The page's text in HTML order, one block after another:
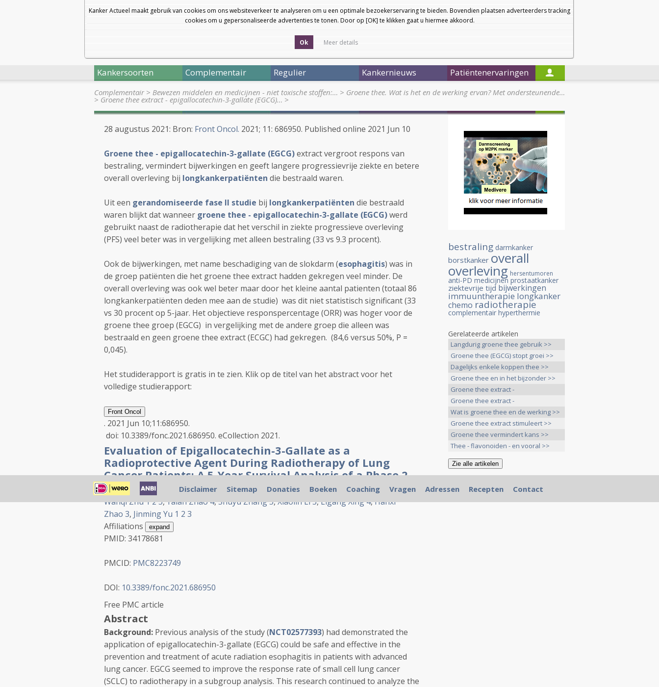
Kanker Actueel maakt gebruik van cookies om ons websiteverkeer te analyseren om u een optimale bezoekerservaring te bieden. Bovendien plaatsen adverteerders tracking
cookies om u gepersonaliseerde advertenties te tonen. Door op [OK] te klikken gaat u hiermee akkoord.
Ok Meer details
a
a
Nieuwsbrief
Startpagina
Kankersoorten Complementair Regulier Kankernieuws Patiëntenervaringen
Complementair> Bewezen middelen en medicijnen - niet toxische stoffen:… > Groene thee. Wat is het en de werking ervan? Met ondersteunende…
> Groene thee extract - epigallocatechin-3-gallate (EGCG)… >
28 augustus 2021: Bron: Front Oncol. 2021; 11: 686950. Published online 2021 Jun 10
Groene thee - epigallocatechin-3-gallate (EGCG)extract vergroot respons van
bestraling, vermindert bijwerkingen en geeft langere progressievrije ziekte en betere
overall overleving bij longkankerpatiënten die bestraald waren.
Uit een gerandomiseerde fase II studie bij longkankerpatiënten die bestraald
waren blijkt dat wanneer groene thee - epigallocatechin-3-gallate (EGCG)werd
gebruikt naast de radiotherapie dat het verschil in ziekte progressieve overleving
(PFS) veel beter was in vergelijking met alleen bestraling (33 vs 9.3 procent).
Ook de bijwerkingen, met name beschadiging van de slokdarm (esophagitis) was in
de groep patiënten die het groene thee extract hadden gekregen veel minder. De
overall overleving was ook wel beter maar door het kleine aantal patienten (totaal 86
longkankerpatiënten deden mee aan de studie) was dit niet statistisch significant (33
vs 30 procent op 5-jaar. Het objectieve responspercentage (ORR) was hoger voor de
groene thee groep (EGCG) in vergelijking met de andere groep die alleen was
bestraald en geen groene thee extract (ECGC) had gekregen. (84,6 versus 50%, P =
0,045).
Het studiderapport is gratis in te zien. Klik op de titel van het abstract voor het
volledige studierapport:
Front Oncol
. 2021 Jun 10;11:686950.
doi: 10.3389/fonc.2021.686950. eCollection 2021.
Evaluation of Epigallocatechin-3-Gallate as a
Radioprotective Agent During Radiotherapy of Lung
Cancer Patients: A 5-Year Survival Analysis of a Phase 2
Study
Wanqi Zhu123,Yalan Zhao4,Shuyu Zhang5,Xiaolin Li3,Ligang Xing4,Hanxi
Zhao 3, Jinming Yu 1 2 3
Affiliations
expand
PMID: 34178681
PMCID: PMC8223749
DOI: 10.3389/fonc.2021.686950
Free PMC article
Abstract
Background: Previous analysis of the study (NCT02577393) had demonstrated the
application of epigallocatechin-3-gallate (EGCG) could be safe and effective in the
prevention and treatment of acute radiation esophagitis in patients with advanced
lung cancer. EGCG seemed to improve the response rate of small cell lung cancer
(SCLC) to radiotherapy in a subgroup analysis. This research continued to analyze the
bestraling darmkanker
borstkanker overall
overleving hersentumoren
anti-PD medicijnen prostaatkanker
ziektevrije tijd bijwerkingen
immuuntherapie longkanker
chemo radiotherapie
complementair hyperthermie
Gerelateerde artikelen
Langdurig groene thee gebruik >>
Groene thee (EGCG) stopt groei >>
Dagelijks enkele koppen thee >>
Groene thee en in het bijzonder >>
Groene thee extract -
epigallocatechin-3-gallate >>
Groene thee extract -
epigallocatechin >>
Wat is groene thee en de werking >>
Groene thee extract stimuleert >>
Groene thee vermindert kans >>
Thee - flavonoiden - en vooral >>
Disclaimer Sitemap Donaties Boeken Coaching Vragen Adressen Recepten Contact